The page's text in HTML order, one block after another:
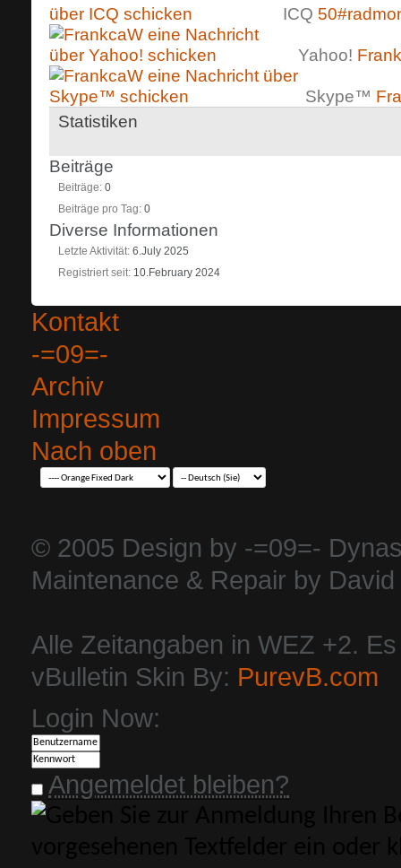
ICQ
Yahoo!
Skype™
Statistiken
Beiträge
Beiträge 0
Beiträge pro Tag 0
Diverse Informationen
Letzte Aktivität 6.July 2025
Registriert seit 10.February 2024
Kontakt
-=09=-
Archiv
Impressum
Nach oben
© 2005 Design by -=09=-
Maintenance & Repair by
Alle Zeitangaben in WEZ +2.
vBulletin Skin By: PurevB.com
Login Now:
Angemeldet bleiben?